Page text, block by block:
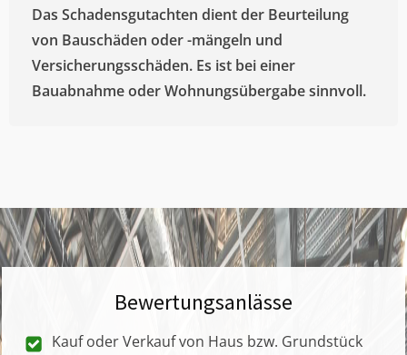
Das Schadensgutachten dient der Beurteilung
von Bauschäden oder -mängeln und
Versicherungsschäden. Es ist bei einer
Bauabnahme oder Wohnungsübergabe sinnvoll.
Bewertungsanlässe
Kauf oder Verkauf von Haus bzw. Grundstück